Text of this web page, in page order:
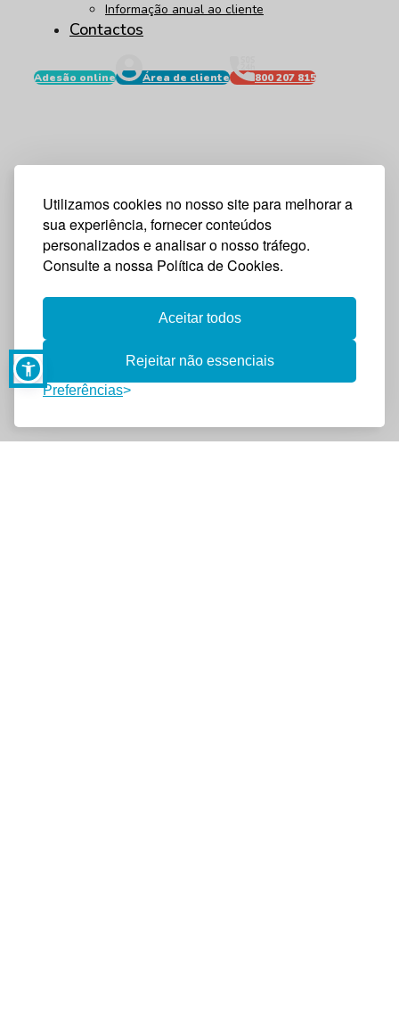
Utilizamos cookies no nosso site para melhorar a
sua experiência, fornecer conteúdos
personalizados e analisar o nosso tráfego.
Consulte a nossa Política de Cookies.
Aceitar todos
Rejeitar não essenciais
Preferências
Informação anual ao cliente
Contactos
Adesão online Área de cliente 800 207 815